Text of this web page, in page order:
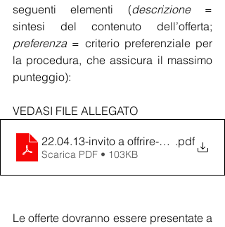
seguenti elementi (descrizione =
preferenza = criterio preferenziale per
la procedura, che assicura il massimo
punteggio):
VEDASI FILE ALLEGATO
22.04.13-invito a offrire-pubblico
.pdf
Scarica PDF • 103KB
Le offerte dovranno essere presentate a